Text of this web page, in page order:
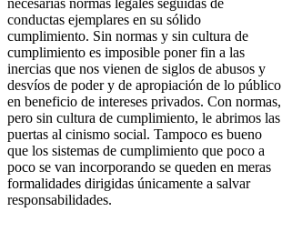
necesarias normas legales seguidas de
conductas ejemplares en su sólido
cumplimiento. Sin normas y sin cultura de
cumplimiento es imposible poner fin a las
inercias que nos vienen de siglos de abusos y
desvíos de poder y de apropiación de lo público
en beneficio de intereses privados. Con normas,
pero sin cultura de cumplimiento, le abrimos las
puertas al cinismo social. Tampoco es bueno
que los sistemas de cumplimiento que poco a
poco se van incorporando se queden en meras
formalidades dirigidas únicamente a salvar
responsabilidades.